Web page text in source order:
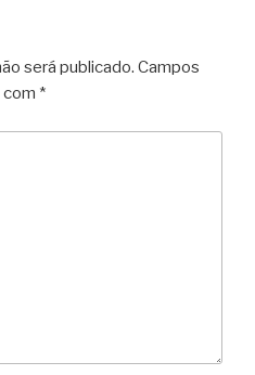
será publicado. Campos
*